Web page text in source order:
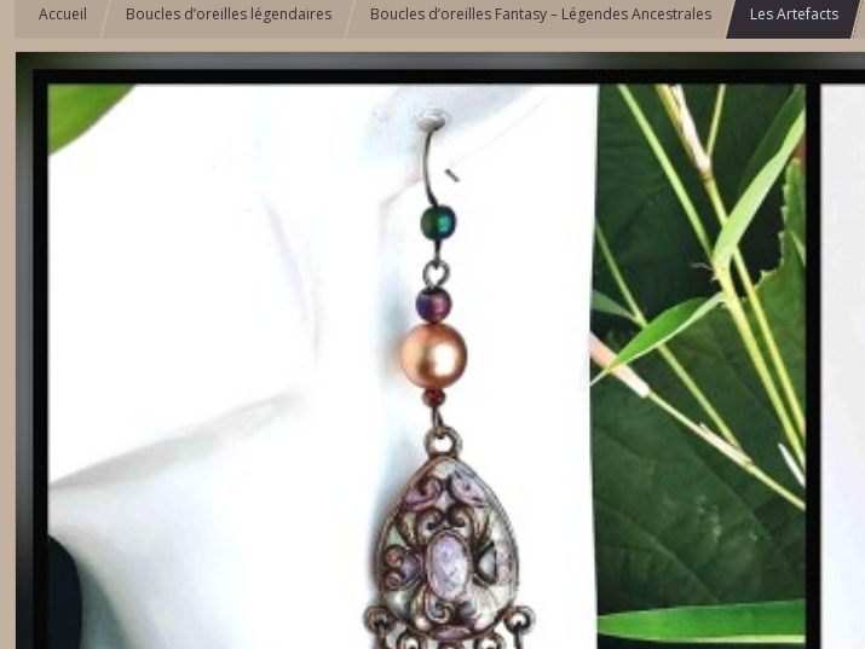
Accueil Boucles d’oreilles légendaires Boucles d’oreilles Fantasy – Légendes Ancestrales Les Artefacts